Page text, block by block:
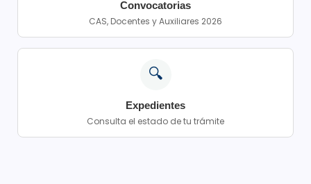
Convocatorias
CAS, Docentes y Auxiliares 2026
🔍
Expedientes
Consulta el estado de tu trámite